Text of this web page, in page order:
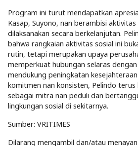
Program ini turut mendapatkan
Kasap, Suyono, nan berambisi
dilaksanakan secara berkelanjutan.
bahwa rangkaian aktivitas sosial ini
rutin, tetapi merupakan upaya
memperkuat hubungan selaras
mendukung peningkatan
komitmen nan konsisten, Pelindo
sebagai mitra nan peduli dan
lingkungan sosial di sekitarnya.
Sumber: VRITIMES
Dilarang mengambil dan/atau